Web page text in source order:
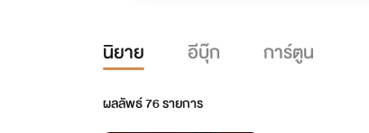
นิยาย อีบุ๊ก การ์ตูน
ผลลัพธ์76รายการ